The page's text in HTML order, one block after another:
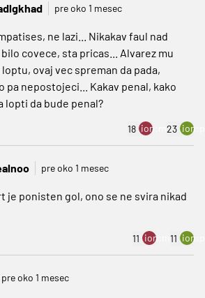
pre oko 1 mesec
ne lazi... Nikakav faul nad
covece, sta pricas... Alvarez mu
ovaj vec spreman da pada,
pa nepostojeci... Kakav penal, kako
lopti da bude penal?
18 ion:minus
23
pre oko 1 mesec
je ponisten gol, ono se ne svira nikad
11 ion:minus
11
pre oko 1 mesec